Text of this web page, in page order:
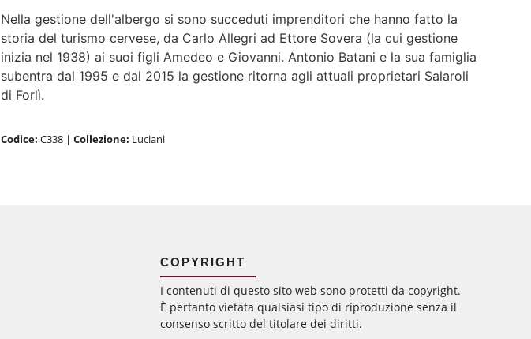
Nella gestione dell'albergo si sono succeduti imprenditori che hanno fatto la
storia del turismo cervese, da Carlo Allegri ad Ettore Sovera (la cui gestione
inizia nel 1938) ai suoi figli Amedeo e Giovanni. Antonio Batani e la sua famiglia
subentra dal 1995 e dal 2015 la gestione ritorna agli attuali proprietari Salaroli
di Forlì.
Codice: C338 | Collezione: Luciani
COPYRIGHT
I contenuti di questo sito web sono protetti da copyright.
È pertanto vietata qualsiasi tipo di riproduzione senza il
consenso scritto del titolare dei diritti.